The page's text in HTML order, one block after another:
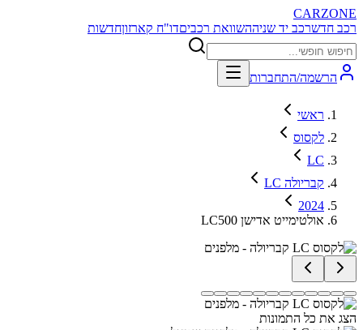
CARZONE
רכב חדשרכב יד שניההשוואת רכביםדו"ח קארזוןחדשות
הרשמה/התחברות
ראשי
לקסוס
LC
LC קבריולה
2024
LC500 אולטימייט אדישן
הצג את כל התמונות